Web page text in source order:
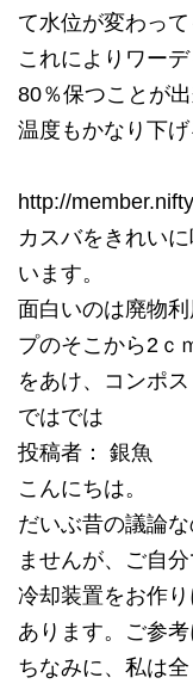
て水位が変わって
これによりワー
80％保つことが出
温度もかなり下げ
http://
カスバをきれい
います。
面白いのは廃物
プのそこから2ｃ
をあけ、コンポ
ではでは
投稿者： 銀魚
こんにちは。
だいぶ昔の議論
ませんが、ご自
冷却装置をお作
あります。ご参
ちなみに、私は